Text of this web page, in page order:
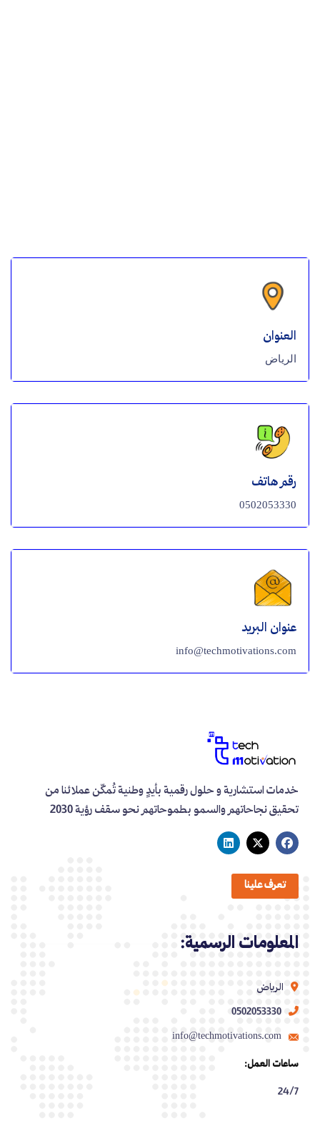
العنوان
الرياض
رقم هاتف
0502053330
عنوان البريد
info@techmotivations.com
خدمات استشارية و حلول رقمية بأيدٍ وطنية تُمكّن عملائنا من
تحقيق نجاحاتهم والسمو بطموحاتهم نحو سقف رؤية 2030
تعرف علينا
المعلومات الرسمية:
الرياض
0502053330
info@techmotivations.com
ساعات العمل:
24/7